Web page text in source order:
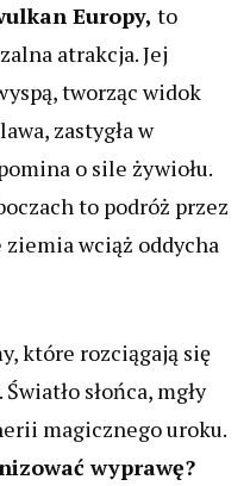
Europy, to
atrakcja. Jej
tworząc widok
zastygła w
o sile żywiołu.
to podróż przez
wciąż oddycha
które rozciągają się
słońca, mgły
magicznego uroku.
wyprawę?